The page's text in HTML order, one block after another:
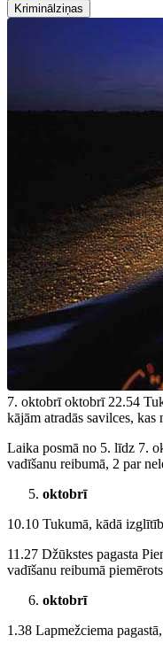
Kriminālziņas
7. oktobrī oktobrī 22.54
kājām atradās savilces,
Laika posmā no 5. līdz 7.
vadīšanu reibumā, 2 par
oktobrī
10.10 Tukumā, kādā
11.27 Džūkstes pagasta
vadīšanu reibumā
oktobrī
1.38 Lapmežciema